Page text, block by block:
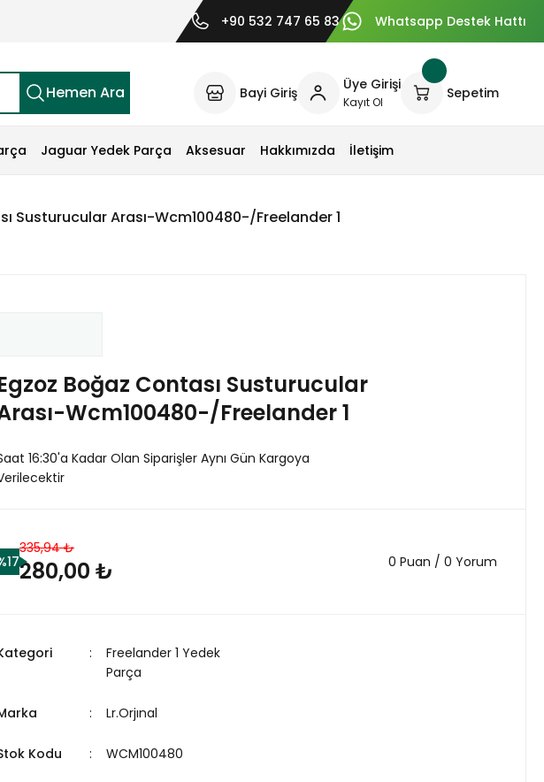
+90 532 747 65 83 Whatsapp Destek Hattı
Hemen Ara Bayi Giriş Üye Girişi
Kayıt Ol
Sepetim
Jaguar Yedek Parça Aksesuar Hakkımızda İletişim
Susturucular Arası-Wcm100480-/Freelander 1
Boğaz Contası Susturucular
Wcm100480-/Freelander 1
16:30'a Kadar Olan Siparişler Aynı Gün Kargoya
335,94 ₺
280,00 ₺ 0 Puan / 0 Yorum
Freelander 1 Yedek
Parça
Lr.Orjınal
Kodu WCM100480